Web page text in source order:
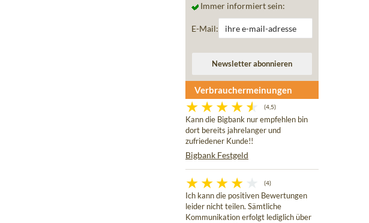
Immer informiert sein:
E-Mail:
Verbrauchermeinungen
(4,5)
Kann die Bigbank nur empfehlen bin
dort bereits jahrelanger und
zufriedener Kunde!!
Bigbank Festgeld
(4)
Ich kann die positiven Bewertungen
leider nicht teilen. Sämtliche
Kommunikation erfolgt lediglich über